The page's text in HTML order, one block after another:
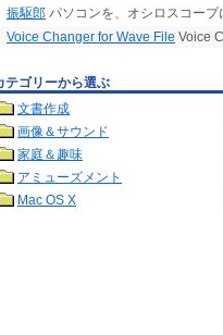
振駆郎 パソコンを、オシロスコー
Voice Changer for Wave File Voice
テゴリーから選ぶ
文書作成
画像＆サウンド
家庭＆趣味
アミューズメント
Mac OS X